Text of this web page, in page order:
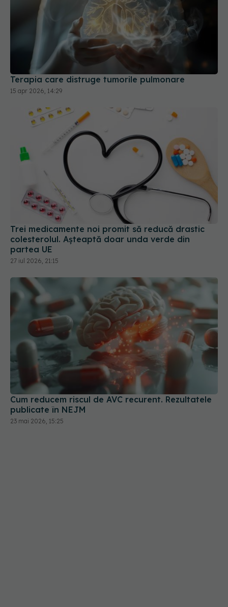
Terapia care distruge tumorile pulmonare
15 apr 2026, 14:29
Trei medicamente noi promit să reducă drastic
colesterolul. Așteaptă doar unda verde din
partea UE
27 iul 2026, 21:15
Cum reducem riscul de AVC recurent. Rezultatele
publicate în NEJM
23 mai 2026, 15:25